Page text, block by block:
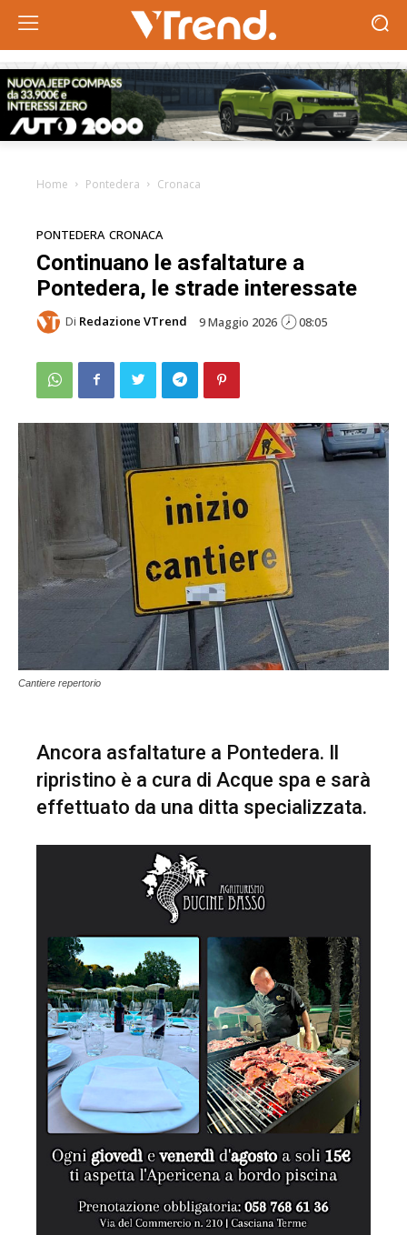
Home Pontedera Cronaca
PONTEDERA CRONACA
Continuano le asfaltature a
Pontedera, le strade interessate
Di Redazione VTrend 9 Maggio 2026 08:05
Cantiere repertorio
Ancora asfaltature a Pontedera. Il
ripristino è a cura di Acque spa e sarà
effettuato da una ditta specializzata.